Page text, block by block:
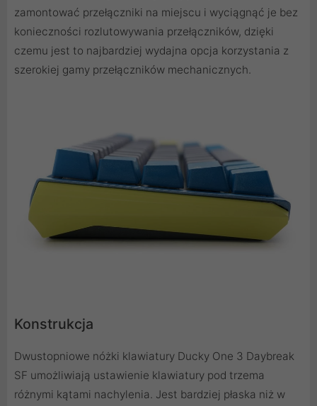
zamontować przełączniki na miejscu i wyciągnąć je bez
konieczności rozlutowywania przełączników, dzięki
czemu jest to najbardziej wydajna opcja korzystania z
szerokiej gamy przełączników mechanicznych.
Konstrukcja
Dwustopniowe nóżki klawiatury Ducky One 3 Daybreak
SF umożliwiają ustawienie klawiatury pod trzema
różnymi kątami nachylenia. Jest bardziej płaska niż w